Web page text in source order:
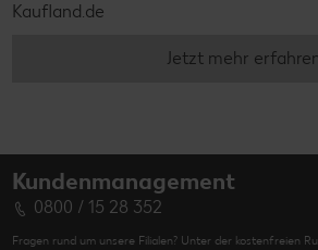
Kaufland.de
Jetzt mehr
Kundenmanagement
0800 / 15 28 352
Fragen rund um unsere Filialen? Unter der kostenfreien